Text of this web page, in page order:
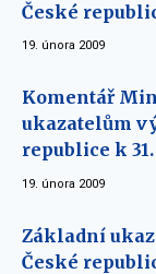
České
19. února 2009
Komentář
ukazatelům
republice k 31.
19. února 2009
Základní
České